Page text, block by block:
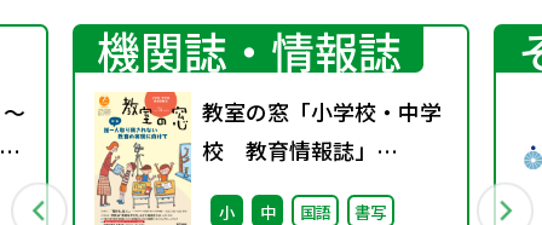
機関誌・情報誌
教室の窓「小学校・中学
校 教育情報誌」
vol.74 2025年1月発行
小 中 国語
書写